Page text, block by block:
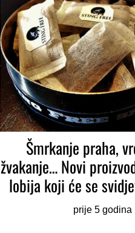
Šmrkanje praha,
žvakanje… Novi
lobija koji će se
prije 5 godina